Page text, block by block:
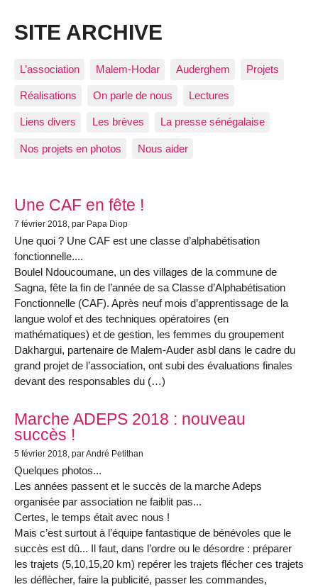
SITE ARCHIVE
L’association Malem-Hodar Auderghem Projets
Réalisations On parle de nous Lectures
Liens divers Les brèves La presse sénégalaise
Nos projets en photos Nous aider
Articles les plus récents
Une CAF en fête !
7 février 2018, par Papa Diop
Une quoi ? Une CAF est une classe d’alphabétisation
fonctionnelle....
Boulel Ndoucoumane, un des villages de la commune de
Sagna, fête la fin de l’année de sa Classe d’Alphabétisation
Fonctionnelle (CAF). Après neuf mois d’apprentissage de la
langue wolof et des techniques opératoires (en
mathématiques) et de gestion, les femmes du groupement
Dakhargui, partenaire de Malem-Auder asbl dans le cadre du
grand projet de l’association, ont subi des évaluations finales
devant des responsables du (…)
Marche ADEPS 2018 : nouveau
succès !
5 février 2018, par André Petithan
Quelques photos...
Les années passent et le succès de la marche Adeps
organisée par association ne faiblit pas...
Certes, le temps était avec nous !
Mais c’est surtout à l’équipe fantastique de bénévoles que le
succès est dû... Il faut, dans l’ordre ou le désordre : préparer
les trajets (5,10,15,20 km) repérer les trajets flécher ces trajets
les déflècher, faire la publicité, passer les commandes,